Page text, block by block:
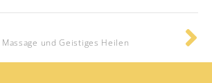
und Geistiges Heilen